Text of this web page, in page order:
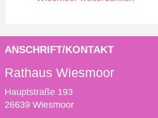
ANSCHRIFT/KONTAKT
Rathaus Wiesmoor
Hauptstraße 193
26639 Wiesmoor